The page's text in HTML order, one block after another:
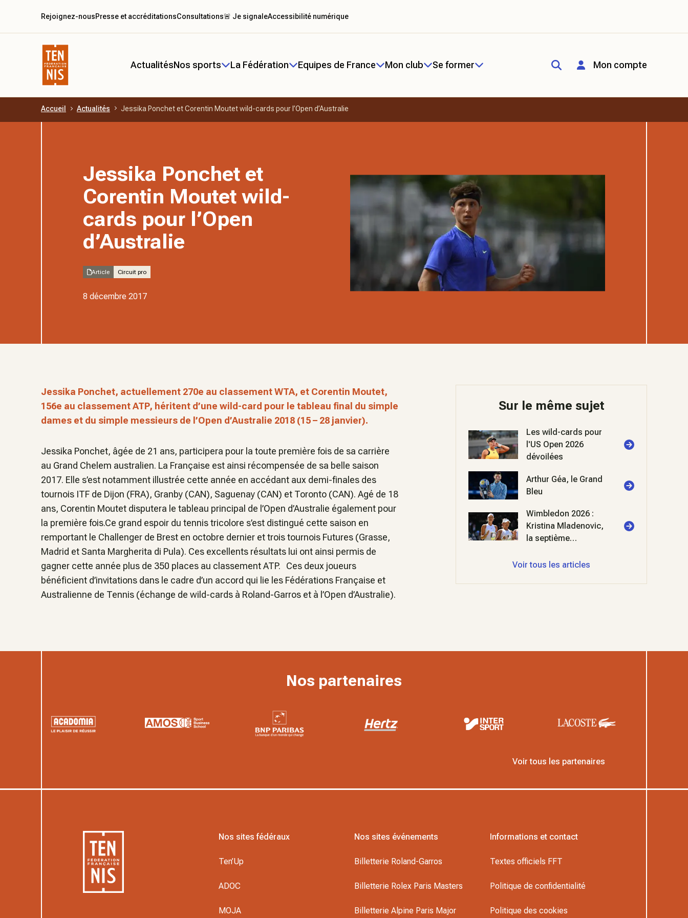
Aller au contenu principal
ActualitésNos sports La Fédération Equipes de France Mon club Se former Mon compte
Rejoignez-nousPresse et accréditationsConsultations🚨 Je signaleAccessibilité numérique
Accueil Actualités Jessika Ponchet et Corentin Moutet wild-cards pour l’Open d’Australie
Jessika Ponchet et
Corentin Moutet wild-
cards pour l’Open
d’Australie
Article Circuit pro
8 décembre 2017
Jessika Ponchet, actuellement 270e au classement WTA, et Corentin Moutet,
156e au classement ATP, héritent d’une wild-card pour le tableau final du simple
dames et du simple messieurs de l’Open d’Australie 2018 (15 – 28 janvier).
Jessika Ponchet, âgée de 21 ans, participera pour la toute première fois de sa carrière
au Grand Chelem australien. La Française est ainsi récompensée de sa belle saison
2017. Elle s’est notamment illustrée cette année en accédant aux demi-finales des
tournois ITF de Dijon (FRA), Granby (CAN), Saguenay (CAN) et Toronto (CAN). Agé de 18
ans, Corentin Moutet disputera le tableau principal de l’Open d’Australie également pour
la première fois.Ce grand espoir du tennis tricolore s’est distingué cette saison en
remportant le Challenger de Brest en octobre dernier et trois tournois Futures (Grasse,
Madrid et Santa Margherita di Pula). Ces excellents résultats lui ont ainsi permis de
gagner cette année plus de 350 places au classement ATP. Ces deux joueurs
bénéficient d’invitations dans le cadre d’un accord qui lie les Fédérations Française et
Australienne de Tennis (échange de wild-cards à Roland-Garros et à l’Open d’Australie).
Sur le même sujet
Les wild-cards pour
l'US Open 2026
dévoilées
Arthur Géa, le Grand
Bleu
Wimbledon 2026 :
Kristina Mladenovic,
la septième
Voir tous les articles
Nos partenaires
Voir tous les partenaires
Nos sites fédéraux
Ten’Up
ADOC
MOJA
Nos sites événements
Billetterie Roland-Garros
Billetterie Rolex Paris Masters
Billetterie Alpine Paris Major
Informations et contact
Textes officiels FFT
Politique de confidentialité
Politique des cookies